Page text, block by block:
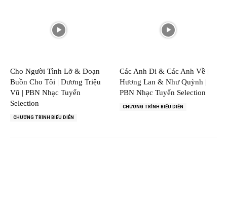
Cho Người Tình Lỡ & Đoạn
Buồn Cho Tôi | Dương Triệu
Vũ | PBN Nhạc Tuyển
Selection
CHƯƠNG TRÌNH BIỂU DIỄN
Các Anh Đi & Các Anh Về |
Hương Lan & Như Quỳnh |
PBN Nhạc Tuyển Selection
CHƯƠNG TRÌNH BIỂU DIỄN